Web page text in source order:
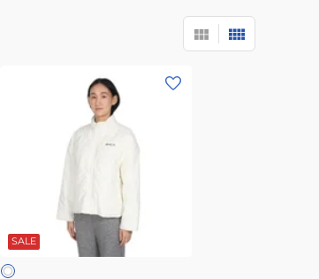
ス)QUILTING
ケ
ッ
SALE